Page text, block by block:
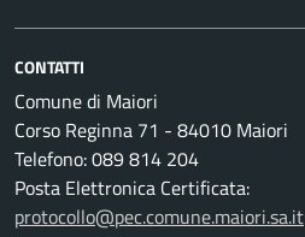
CONTATTI
Comune di Maiori
Corso Reginna 71 - 84010 Maiori
Telefono: 089 814 204
Posta Elettronica Certificata:
protocollo@pec.comune.maiori.sa.it